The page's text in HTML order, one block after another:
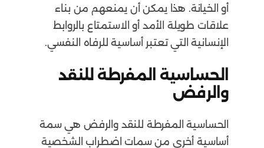
أو الخيانة. هذا يمكن أن يمنعهم من بناء
علاقات طويلة الأمد أو الاستمتاع بالروابط
الإنسانية التي تعتبر أساسية للرفاه النفسي.
الحساسية المفرطة للنقد
والرفض
الحساسية المفرطة للنقد والرفض هي سمة
أساسية أخرى من سمات اضطراب الشخصية